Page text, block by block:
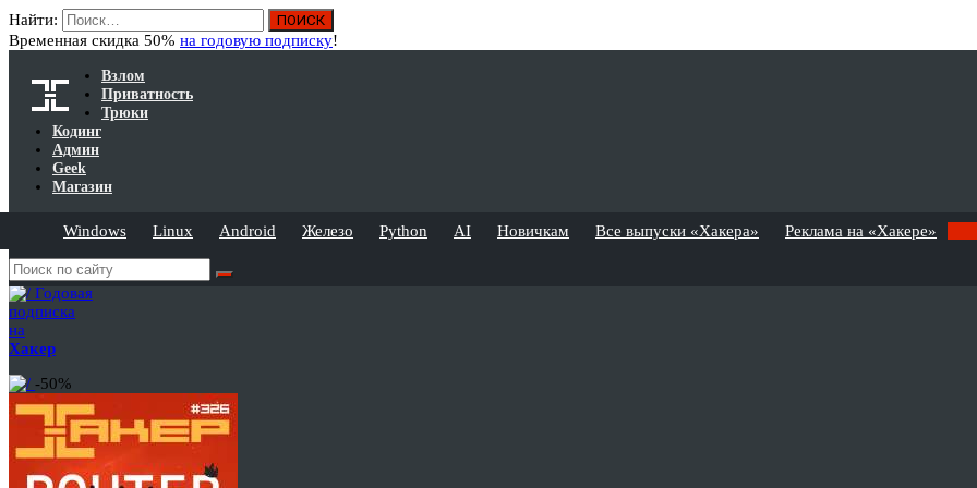
Найти:
Временная скидка 50% на годовую подписку!
Взлом
Приватность
Трюки
Кодинг
Админ
Geek
Магазин
Windows Linux Android Железо Python AI Новичкам Все выпуски «Хакера» Реклама на «Хакере»
Годовая
подписка
на
Хакер
-50%